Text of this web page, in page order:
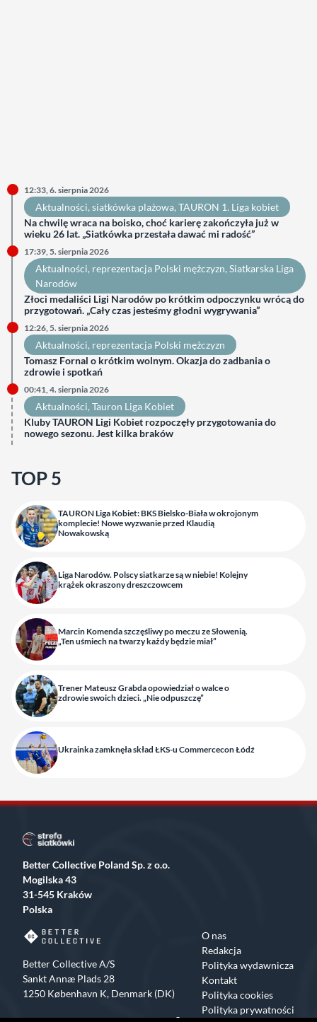
12:33, 6. sierpnia 2026
Aktualności, siatkówka plażowa, TAURON 1. Liga kobiet
Na chwilę wraca na boisko, choć karierę zakończyła już w
wieku 26 lat. „Siatkówka przestała dawać mi radość”
17:39, 5. sierpnia 2026
Aktualności, reprezentacja Polski mężczyzn, Siatkarska Liga
Narodów
Złoci medaliści Ligi Narodów po krótkim odpoczynku wrócą do
przygotowań. „Cały czas jesteśmy głodni wygrywania”
12:26, 5. sierpnia 2026
Aktualności, reprezentacja Polski mężczyzn
Tomasz Fornal o krótkim wolnym. Okazja do zadbania o
zdrowie i spotkań
00:41, 4. sierpnia 2026
Aktualności, Tauron Liga Kobiet
Kluby TAURON Ligi Kobiet rozpoczęły przygotowania do
nowego sezonu. Jest kilka braków
TOP 5
TAURON Liga Kobiet: BKS Bielsko-Biała w okrojonym
komplecie! Nowe wyzwanie przed Klaudią
Nowakowską
Liga Narodów. Polscy siatkarze są w niebie! Kolejny
krążek okraszony dreszczowcem
Marcin Komenda szczęśliwy po meczu ze Słowenią.
„Ten uśmiech na twarzy każdy będzie miał”
Trener Mateusz Grabda opowiedział o walce o
zdrowie swoich dzieci. „Nie odpuszczę”
Ukrainka zamknęła skład ŁKS-u Commercecon Łódź
Better Collective Poland Sp. z o.o.
Mogilska 43
31-545 Kraków
Polska
Better Collective A/S
Sankt Annæ Plads 28
1250 København K, Denmark (DK)
O nas
Redakcja
Polityka wydawnicza
Kontakt
Polityka cookies
Polityka prywatności